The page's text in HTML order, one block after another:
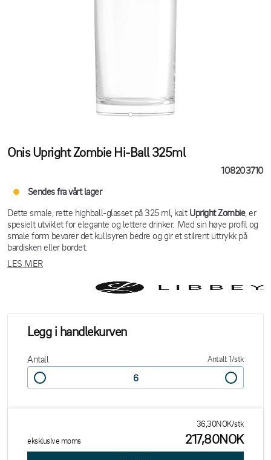
Onis Upright Zombie Hi-Ball 325ml
108203710
Sendes fra vårt lager
Dette smale, rette highball-glasset på 325 ml, kalt Upright Zombie, er
spesielt utviklet for elegante og lettere drinker. Med sin høye profil og
smale form bevarer det kullsyren bedre og gir et stilrent uttrykk på
bardisken eller bordet.
LES MER
Legg i handlekurven
Antall Antall: 1/stk
36,30NOK/stk
eksklusive moms
217,80NOK